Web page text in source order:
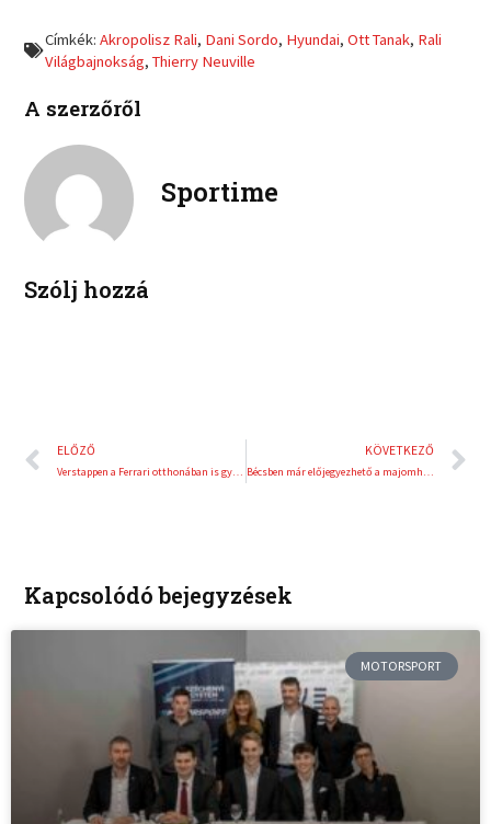
o
k
n
l
n
e
n
e
Címkék:Akropolisz Rali, Dani Sordo, Hyundai,Ott Tanak, Rali
Világbajnokság,Thierry Neuville
A szerzőről
Sportime
Szólj hozzá
Előző
ELŐZŐ
Verstappen a Ferrari otthonában is győzött
KÖVETKEZŐ
Bécsben már előjegyezhető a majomhimlő elleni oltás
Kapcsolódó bejegyzések
MOTORSPORT